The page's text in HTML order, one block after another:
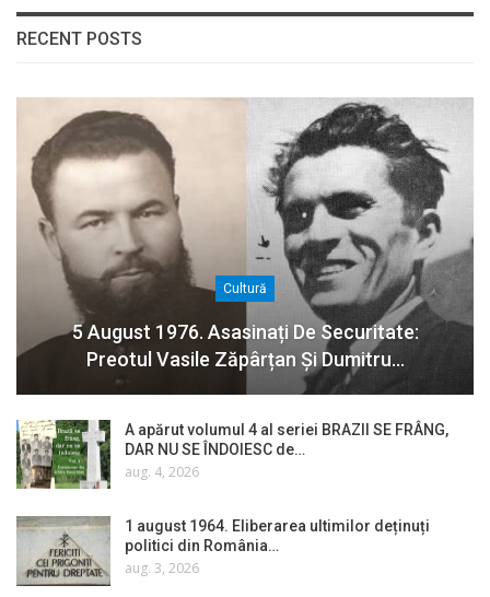
RECENT POSTS
Cultură
5 August 1976. Asasinați De Securitate:
Preotul Vasile Zăpârțan Și Dumitru…
A apărut volumul 4 al seriei BRAZII SE FRÂNG,
DAR NU SE ÎNDOIESC de…
aug. 4, 2026
1 august 1964. Eliberarea ultimilor deținuți
politici din România…
aug. 3, 2026